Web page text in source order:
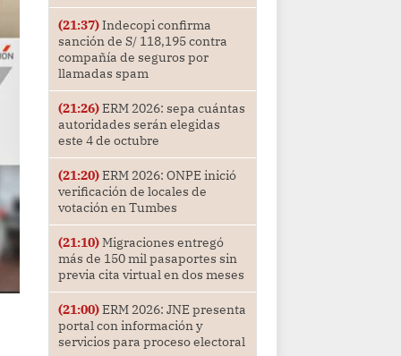
(21:37)Indecopi confirma
sanción de S/ 118,195 contra
compañía de seguros por
llamadas spam
(21:26)ERM 2026: sepa cuántas
autoridades serán elegidas
este 4 de octubre
(21:20)ERM 2026: ONPE inició
verificación de locales de
votación en Tumbes
(21:10)Migraciones entregó
más de 150 mil pasaportes sin
previa cita virtual en dos meses
(21:00)ERM 2026: JNE presenta
portal con información y
servicios para proceso electoral